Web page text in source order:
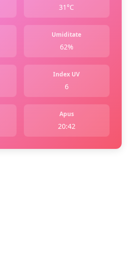
31°C
Umiditate
62%
Index UV
6
Apus
20:42